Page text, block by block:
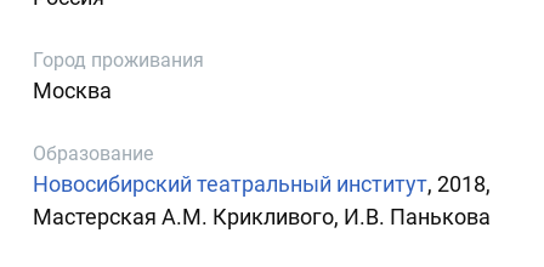
Город проживания
Москва
Образование
Новосибирский театральный институт, 2018,
Мастерская А.М. Крикливого, И.В. Панькова